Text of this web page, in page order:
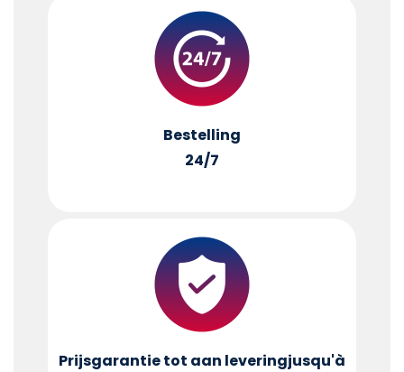
Bestelling
24/7
Prijsgarantie tot aan leveringjusqu'à